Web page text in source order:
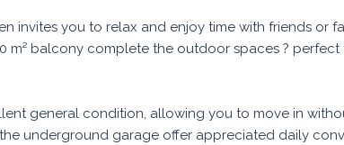
invites you to relax and enjoy time with friends or
m² balcony complete the outdoor spaces ?
general condition, allowing you to move in
underground garage offer appreciated daily